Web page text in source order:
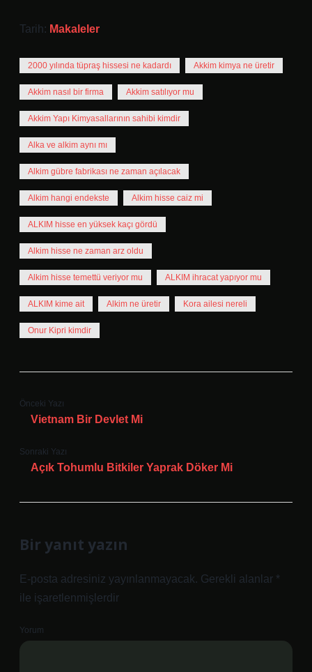
Tarih: Makaleler
2000 yılında tüpraş hissesi ne kadardı Akkim kimya ne üretir
Akkim nasıl bir firma Akkim satılıyor mu
Akkim Yapı Kimyasallarının sahibi kimdir
Alka ve alkim aynı mı
Alkim gübre fabrikası ne zaman açılacak
Alkim hangi endekste Alkim hisse caiz mi
ALKIM hisse en yüksek kaçı gördü
Alkim hisse ne zaman arz oldu
Alkim hisse temettü veriyor mu ALKIM ihracat yapıyor mu
ALKIM kime ait Alkim ne üretir Kora ailesi nereli
Onur Kipri kimdir
Önceki Yazı
Vietnam Bir Devlet Mi
Sonraki Yazı
Açık Tohumlu Bitkiler Yaprak Döker Mi
Bir yanıt yazın
E-posta adresiniz yayınlanmayacak. Gerekli alanlar *
ile işaretlenmişlerdir
Yorum